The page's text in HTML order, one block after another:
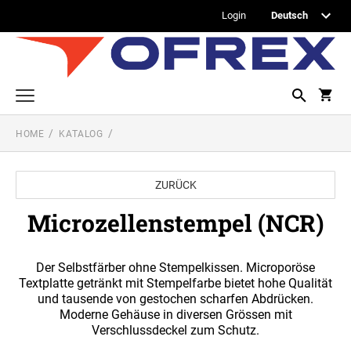
Login
Printy Textstempel
Taschenstempel
Professional Textstempel
Professional Datum- und Ziffernbandstempel
PROFESSIONAL WORTBANDDREHSTEMPEL
Printy Datumstempel
PRINTY DATUMSTEMPEL
PRINTY WORTBANDREHSTEMPEL
Office Printy
HOME KATALOG
ZURÜCK
Microzellenstempel (NCR)
Der Selbstfärber ohne Stempelkissen. Microporöse
Textplatte getränkt mit Stempelfarbe bietet hohe Qualität
und tausende von gestochen scharfen Abdrücken.
Moderne Gehäuse in diversen Grössen mit
Verschlussdeckel zum Schutz.